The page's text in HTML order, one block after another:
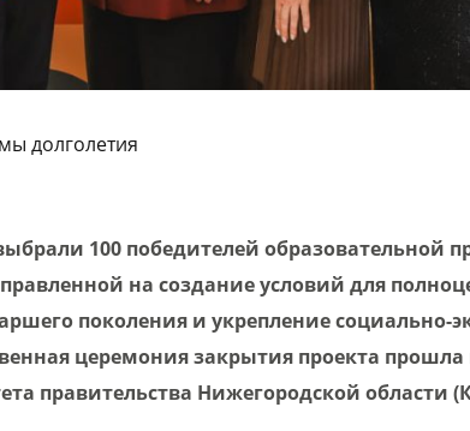
долголетия
100 победителей образовательной
на создание условий для
поколения и укрепление социально-
церемония закрытия проекта
правительства Нижегородской области